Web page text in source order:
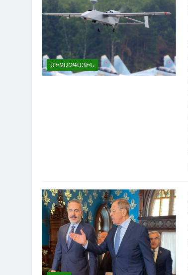
ՄԻՋԱԶԳԱՅԻՆ
NEWS ԱԲԱՍԹՈՒՄԱՆ
ԱԴԻԳԵՆ